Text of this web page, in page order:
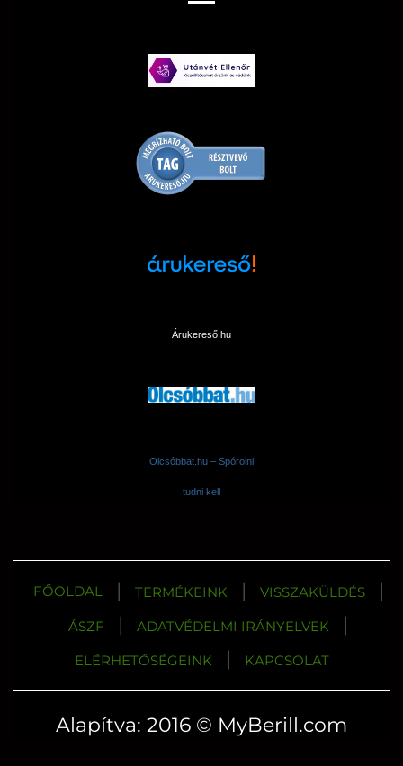
Árukereső.hu
Olcsóbbat.hu – Spórolni
tudni kell
FŐOLDAL | TERMÉKEINK | VISSZAKÜLDÉS |
ÁSZF | ADATVÉDELMI IRÁNYELVEK |
ELÉRHETŐSÉGEINK | KAPCSOLAT
Alapítva: 2016 © MyBerill.com